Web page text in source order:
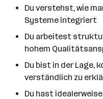
Du verstehst, wie
Systeme integriert
Du arbeitest
hohem
Du bist in der Lage,
verständlich zu
Du hast